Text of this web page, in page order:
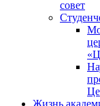
совет
Жизнь